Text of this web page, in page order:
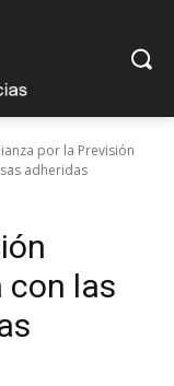
por la Previsión
adheridas
con las